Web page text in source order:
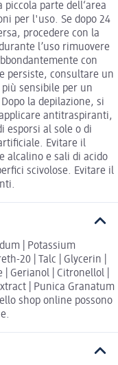
parte dell‘area
per l'uso. Se dopo 24
procedere con la
l’uso rimuovere
con
persiste, consultare un
sensibile per un
la depilazione, si
antitraspiranti,
esporsi al sole o di
Evitare il
alcalino e sali di acido
scivolose. Evitare il
| Potassium
20 | Talc | Glycerin |
Gerianol | Citronellol |
| Punica Granatum
shop online possono